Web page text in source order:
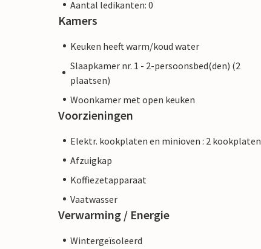
Aantal ledikanten: 0
Kamers
Keuken heeft warm/koud water
Slaapkamer nr. 1 - 2-persoonsbed(den) (2
plaatsen)
Woonkamer met open keuken
Voorzieningen
Elektr. kookplaten en minioven : 2 kookplaten
Afzuigkap
Koffiezetapparaat
Vaatwasser
Verwarming / Energie
Wintergeïsoleerd